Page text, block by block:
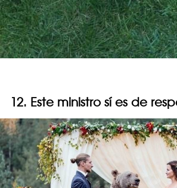
12. Este ministro sí es de